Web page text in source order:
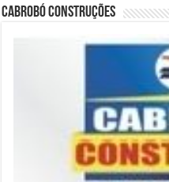
Cabrobó Construções